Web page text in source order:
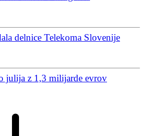
delnice Telekoma Slovenije
julija z 1,3 milijarde evrov